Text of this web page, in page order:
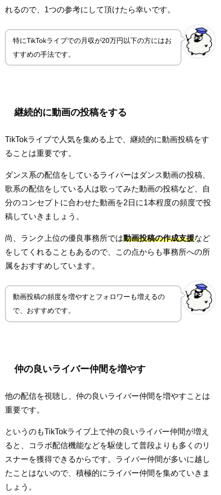
れるので、1つの参考にして頂けたら幸いです。
特にTikTokライブでの月収が20万円以下の方にはお
すすめの手法です。
継続的に動画の投稿をする
TikTokライブで人気を集める上で、継続的に動画投稿をす
ることは重要です。
ダンス系の配信をしているライバーはダンス動画の投稿、
歌系の配信をしている人は歌ってみた動画の投稿など、自
分のコンセプトに合わせた動画を2日に1本程度の頻度で投
稿していきましょう。
尚、ランク上位の優良事務所では動画投稿の作成支援など
をしてくれることもあるので、この点からも事務所への所
属をおすすめしています。
動画投稿の頻度を増やすとフォロワーも増えるの
で、おすすめです。
仲の良いライバー仲間を増やす
他の配信を視聴し、仲の良いライバー仲間を増やすことは
重要です。
というのもTikTokライブ上で仲の良いライバー仲間が増え
ると、コラボ配信機能などを駆使して普段よりも多くのリ
スナーを獲得できるからです。ライバー仲間が多いに越し
たことはないので、積極的にライバー仲間を集めていきま
しょう。